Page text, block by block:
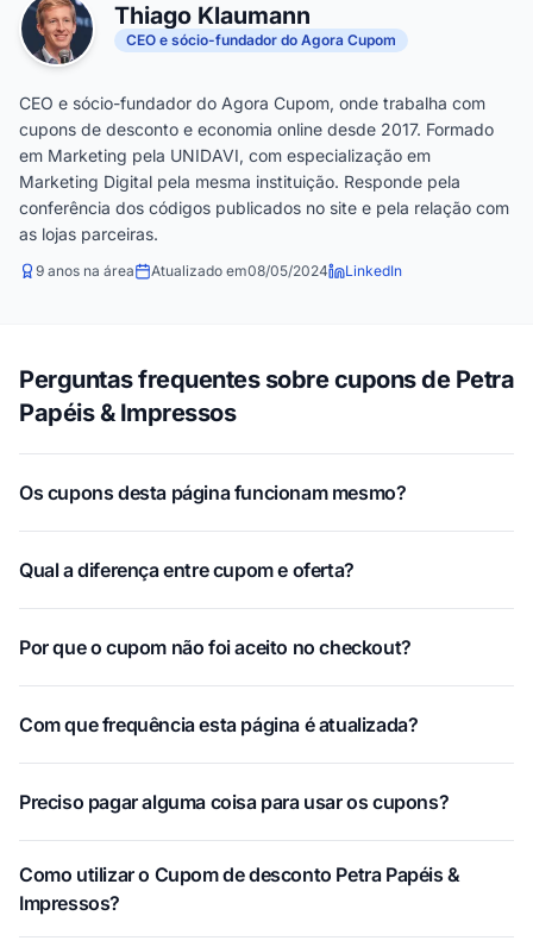
Thiago Klaumann
CEO e sócio-fundador do Agora Cupom
CEO e sócio-fundador do Agora Cupom, onde trabalha com
cupons de desconto e economia online desde 2017. Formado
em Marketing pela UNIDAVI, com especialização em
Marketing Digital pela mesma instituição. Responde pela
conferência dos códigos publicados no site e pela relação com
as lojas parceiras.
9 anos na área Atualizado em08/05/2024 LinkedIn
Perguntas frequentes sobre cupons de Petra
Papéis & Impressos
Os cupons desta página funcionam mesmo?
Qual a diferença entre cupom e oferta?
Por que o cupom não foi aceito no checkout?
Com que frequência esta página é atualizada?
Preciso pagar alguma coisa para usar os cupons?
Como utilizar o Cupom de desconto Petra Papéis &
Impressos?